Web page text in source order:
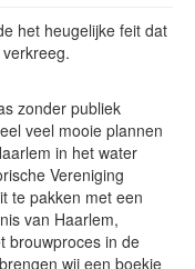
het heugelijke feit dat
zonder publiek
veel mooie plannen
in het water
Vereniging
te pakken met een
van Haarlem,
brouwproces in de
wij een boekje